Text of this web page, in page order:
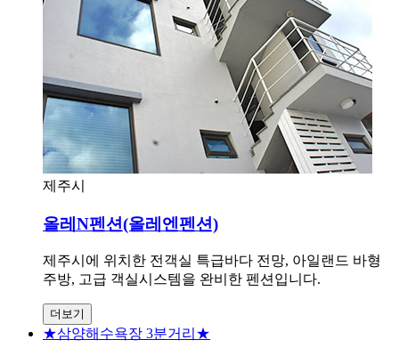
제주시
올레N펜션(올레엔펜션)
제주시에 위치한 전객실 특급바다 전망, 아일랜드 바형
주방, 고급 객실시스템을 완비한 펜션입니다.
더보기
★삼양해수욕장 3분거리★